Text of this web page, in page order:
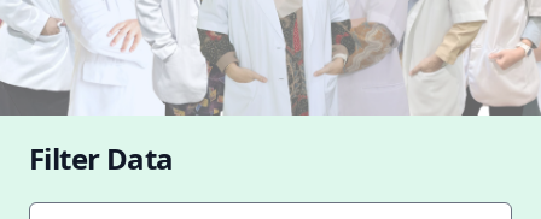
Filter Data